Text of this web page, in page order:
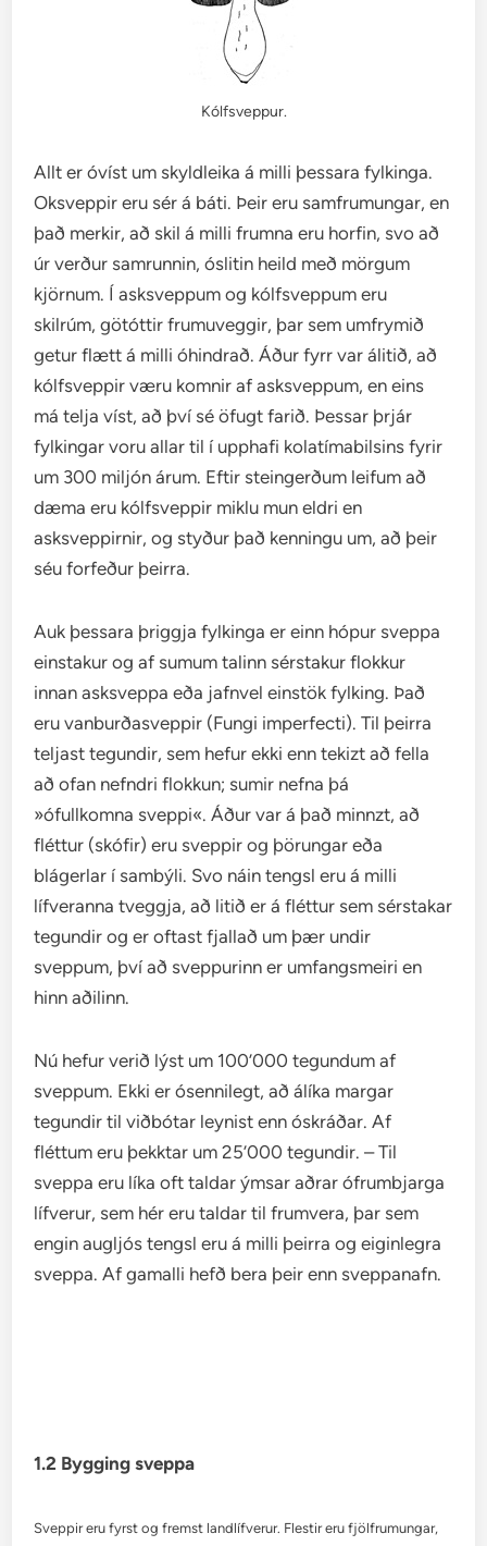
Kólfsveppur.
Allt er óvíst um skyldleika á milli þessara fylkinga.
Oksveppir eru sér á báti. Þeir eru samfrumungar, en
það merkir, að skil á milli frumna eru horfin, svo að
úr verður samrunnin, óslitin heild með mörgum
kjörnum. Í asksveppum og kólfsveppum eru
skilrúm, götóttir frumuveggir, þar sem umfrymið
getur flætt á milli óhindrað. Áður fyrr var álitið, að
kólfsveppir væru komnir af asksveppum, en eins
má telja víst, að því sé öfugt farið. Þessar þrjár
fylkingar voru allar til í upphafi kolatímabilsins fyrir
um 300 miljón árum. Eftir steingerðum leifum að
dæma eru kólfsveppir miklu mun eldri en
asksveppirnir, og styður það kenningu um, að þeir
séu forfeður þeirra.
Auk þessara þriggja fylkinga er einn hópur sveppa
einstakur og af sumum talinn sérstakur flokkur
innan asksveppa eða jafnvel einstök fylking. Það
eru vanburðasveppir (Fungi imperfecti). Til þeirra
teljast tegundir, sem hefur ekki enn tekizt að fella
að ofan nefndri flokkun; sumir nefna þá
»ófullkomna sveppi«. Áður var á það minnzt, að
fléttur (skófir) eru sveppir og þörungar eða
blágerlar í sambýli. Svo náin tengsl eru á milli
lífveranna tveggja, að litið er á fléttur sem sérstakar
tegundir og er oftast fjallað um þær undir
sveppum, því að sveppurinn er umfangsmeiri en
hinn aðilinn.
Nú hefur verið lýst um 100’000 tegundum af
sveppum. Ekki er ósennilegt, að álíka margar
tegundir til viðbótar leynist enn óskráðar. Af
fléttum eru þekktar um 25’000 tegundir. – Til
sveppa eru líka oft taldar ýmsar aðrar ófrumbjarga
lífverur, sem hér eru taldar til frumvera, þar sem
engin augljós tengsl eru á milli þeirra og eiginlegra
sveppa. Af gamalli hefð bera þeir enn sveppanafn.
1.2 Bygging sveppa
Sveppir eru fyrst og fremst landlífverur. Flestir eru fjölfrumungar,